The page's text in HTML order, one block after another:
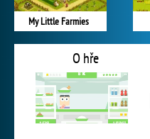
My Little Farmies
O hře